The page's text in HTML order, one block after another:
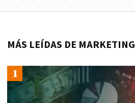
MÁS LEÍDAS DE MARKETING